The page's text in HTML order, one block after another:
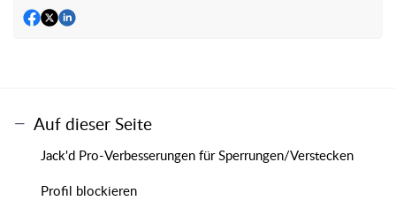
Auf dieser Seite
Jack'd Pro-Verbesserungen für Sperrungen/Verstecken
Profil blockieren